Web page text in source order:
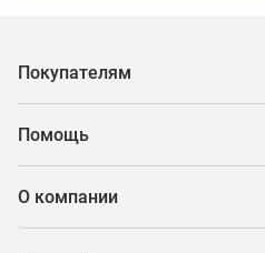
Покупателям
Помощь
О компании